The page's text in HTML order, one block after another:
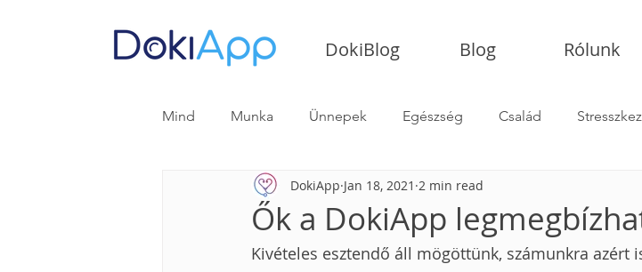
DokiBlog Blog Rólunk
Mind Munka Ünnepek Egészség Család
Gasztroenterológiai útmutató Hogyan válassz pszichológust
Ők a DokiApp
DokiApp Jan 18, 2021 2 min read
Kivételes esztendő áll mögöttünk, számunkra azért